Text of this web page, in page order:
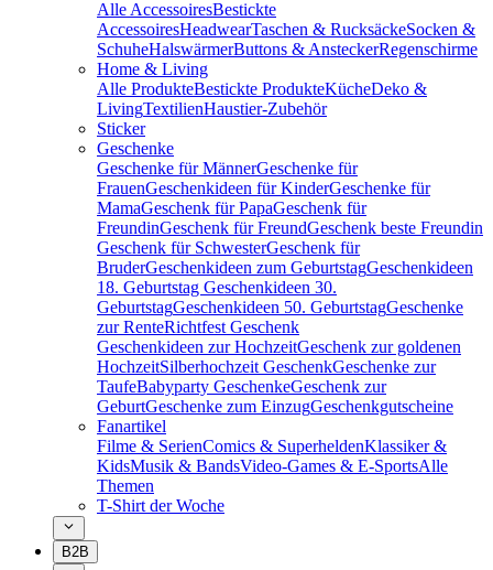
Alle AccessoiresBestickte
AccessoiresHeadwearTaschen & RucksäckeSocken &
SchuheHalswärmerButtons & AnsteckerRegenschirme
Home & Living
Alle ProdukteBestickte ProdukteKücheDeko &
LivingTextilienHaustier-Zubehör
Sticker
Geschenke
Geschenke für MännerGeschenke für
FrauenGeschenkideen für KinderGeschenke für
MamaGeschenk für PapaGeschenk für
FreundinGeschenk für FreundGeschenk beste Freundin
Geschenk für SchwesterGeschenk für
BruderGeschenkideen zum GeburtstagGeschenkideen
18. Geburtstag Geschenkideen 30.
GeburtstagGeschenkideen 50. GeburtstagGeschenke
zur RenteRichtfest Geschenk
Geschenkideen zur HochzeitGeschenk zur goldenen
HochzeitSilberhochzeit GeschenkGeschenke zur
TaufeBabyparty GeschenkeGeschenk zur
GeburtGeschenke zum EinzugGeschenkgutscheine
Fanartikel
Filme & SerienComics & SuperheldenKlassiker &
KidsMusik & BandsVideo-Games & E-SportsAlle
Themen
T-Shirt der Woche
B2B